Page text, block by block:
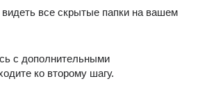
все скрытые папки на вашем
с дополнительными
ко второму шагу.